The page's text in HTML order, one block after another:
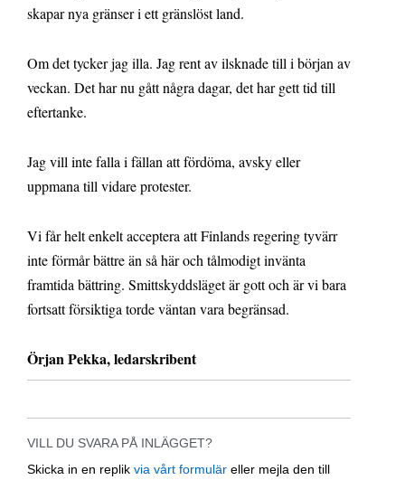
skapar nya gränser i ett gränslöst land.
Om det tycker jag illa. Jag rent av ilsknade till i början av
veckan. Det har nu gått några dagar, det har gett tid till
eftertanke.
Jag vill inte falla i fällan att fördöma, avsky eller
uppmana till vidare protester.
Vi får helt enkelt acceptera att Finlands regering tyvärr
inte förmår bättre än så här och tålmodigt invänta
framtida bättring. Smittskyddsläget är gott och är vi bara
fortsatt försiktiga torde väntan vara begränsad.
Örjan Pekka, ledarskribent
VILL DU SVARA PÅ INLÄGGET?
Skicka in en replik via vårt formulär eller mejla den till